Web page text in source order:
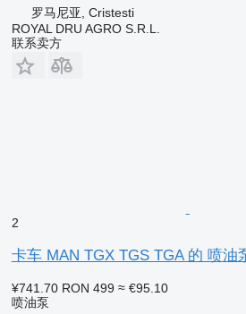
罗马尼亚, Cristesti
ROYAL DRU AGRO S.R.L.
联系卖方
2
卡车 MAN TGX TGS TGA 的 喷油
¥741.70 RON 499 ≈ €95.10
喷油泵